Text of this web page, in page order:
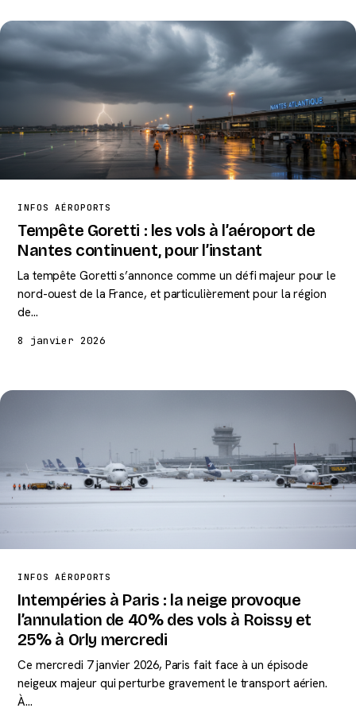
INFOS AÉROPORTS
Tempête Goretti : les vols à l’aéroport de
Nantes continuent, pour l’instant
La tempête Goretti s’annonce comme un défi majeur pour le
nord-ouest de la France, et particulièrement pour la région
de…
8 janvier 2026
INFOS AÉROPORTS
Intempéries à Paris : la neige provoque
l’annulation de 40% des vols à Roissy et
25% à Orly mercredi
Ce mercredi 7 janvier 2026, Paris fait face à un épisode
neigeux majeur qui perturbe gravement le transport aérien.
À…